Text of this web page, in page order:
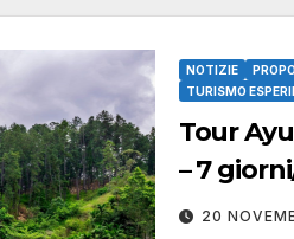
NOTIZIE
TURISMO
Tour
– 7
20